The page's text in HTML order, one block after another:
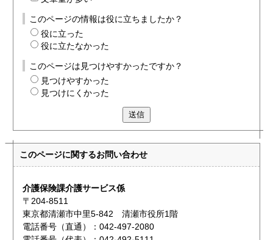
このページの情報は役に立ちましたか？
役に立った
役に立たなかった
このページは見つけやすかったですか？
見つけやすかった
見つけにくかった
送信
このページに関するお問い合わせ
介護保険課介護サービス係
〒204-8511
東京都清瀬市中里5-842 清瀬市役所1階
電話番号（直通）：042-497-2080